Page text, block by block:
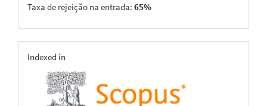
Taxa de rejeição na entrada: 65%
indexing
Indexed in